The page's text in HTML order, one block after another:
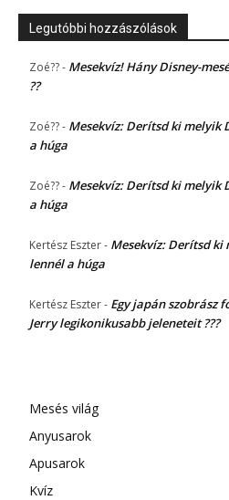
Legutóbbi hozzászólások
Zoé??- Mesekvíz! Hány Disney-
??
Zoé??- Mesekvíz: Derítsd ki melyik
a húga
Zoé??- Mesekvíz: Derítsd ki melyik
a húga
Kertész Eszter- Mesekvíz: Derítsd ki
lennél a húga
Kertész Eszter- Egy japán szobrász
Jerry legikonikusabb jeleneteit ???
Mesés világ
Anyusarok
Apusarok
Kvíz